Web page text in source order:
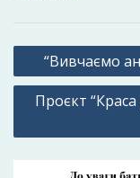
Навігація
записів
“Вивчаємо
Проєкт